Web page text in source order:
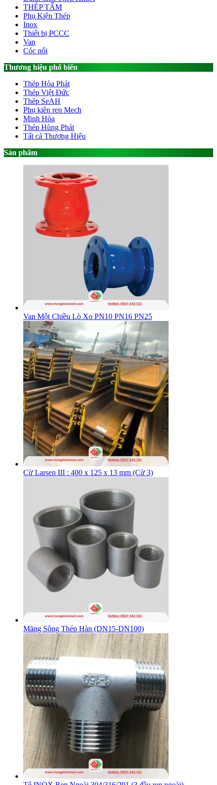
THÉP TẤM
Phụ Kiện Thép
Inox
Thiết bị PCCC
Van
Cóc nối
Thương hiệu phổ biến
Thép Hòa Phát
Thép Việt Đức
Thép SeAH
Phụ kiên ren Mech
Minh Hòa
Thép Hùng Phát
Tất cả Thương Hiệu
Sản phẩm
Van Một Chiều Lò Xo PN10 PN16 PN25
Cừ Larsen III : 400 x 125 x 13 mm (Cừ 3)
Măng Sông Thép Hàn (DN15-DN100)